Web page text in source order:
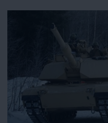
teoria da evolução,
no Estado de Indiana,
do uso de preservativo –
– adepto do “tratamento
Pence dirige uma “task-
COVID-19. E a fotografia
grupo na Casa Branca
para que o mal do